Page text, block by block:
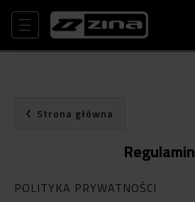
Strona główna
Regulamin
POLITYKA PRYWATNOŚCI